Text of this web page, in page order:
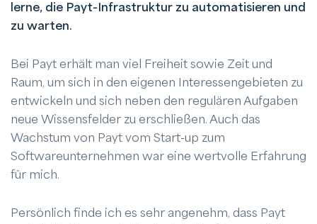
lerne, die Payt-Infrastruktur zu automatisieren und
zu warten.
Bei Payt erhält man viel Freiheit sowie Zeit und
Raum, um sich in den eigenen Interessengebieten zu
entwickeln und sich neben den regulären Aufgaben
neue Wissensfelder zu erschließen. Auch das
Wachstum von Payt vom Start-up zum
Softwareunternehmen war eine wertvolle Erfahrung
für mich.
Persönlich finde ich es sehr angenehm, dass Payt